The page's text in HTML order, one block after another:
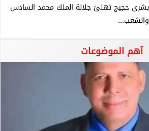
بشرى حجيج تهنئ جلالة الملك محمد السادس
والشعب...
آهم الموضوعات